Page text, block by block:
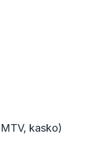
MTV, kasko)